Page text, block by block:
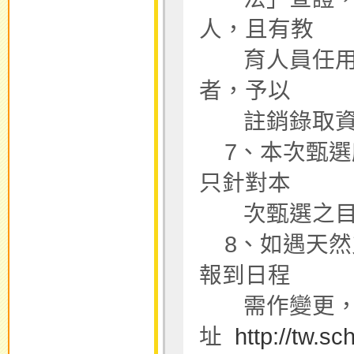
人，且有教
育人員任用
者，予以
註銷錄取資
7、本次甄選
只針對本
次甄選之目
8、如遇天然
報到日程
需作變更，
址 http://